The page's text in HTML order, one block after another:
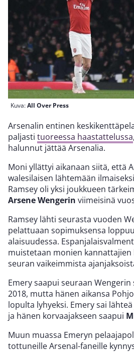
Kuva:All Over Press
Arsenalin entinen
paljasti tuoreessa haastattelussa
halunnut jättää Arsenalia.
Moni yllättyi aikanaan siitä, että
walesilaisen lähtemään
Ramsey oli yksi joukkueen
Arsene Wengerin viimeisinä
Ramsey lähti seurasta vuoden
pelattuaan sopimuksensa
alaisuudessa.
muistetaan monien kannattajien
seuran vaikeimmista
Emery saapui seuraan
2018, mutta hänen aikansa
lopulta lyhyeksi. Emery sai
ja hänen korvaajakseen saapui
Muun muassa Emeryn
tottuneille Arsenal-faneille